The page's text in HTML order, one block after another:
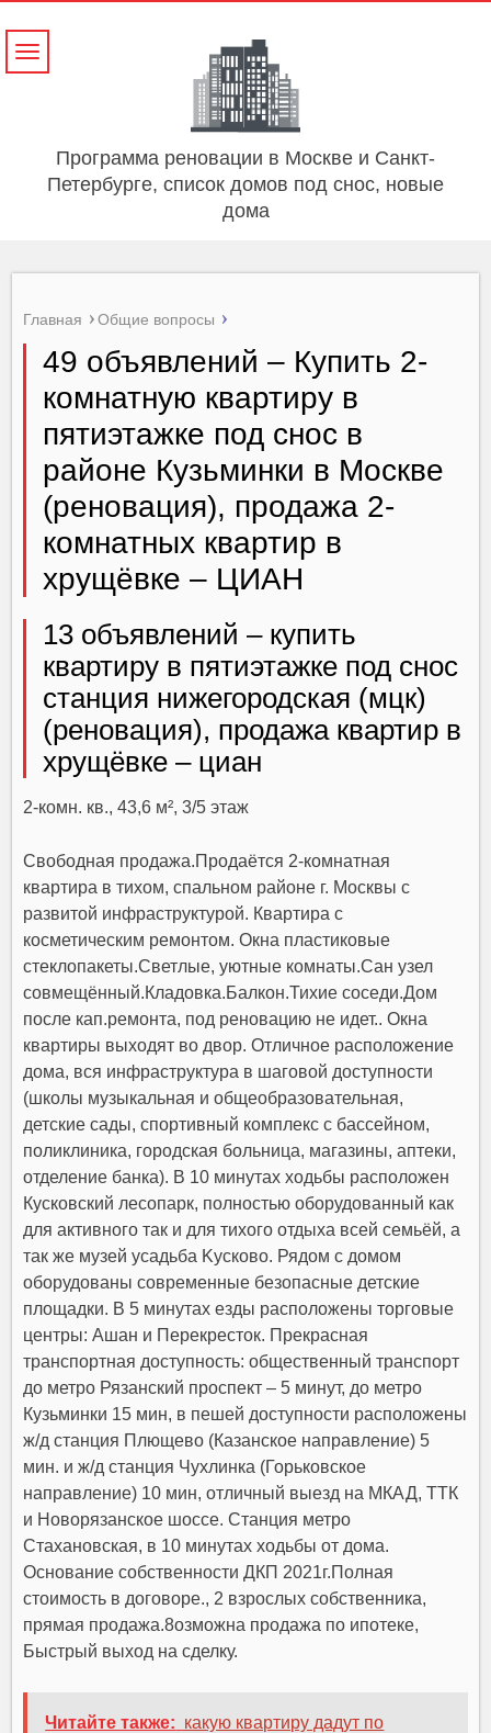
Программа реновации в Москве и Санкт-
Петербурге, список домов под снос, новые
дома
Навигация
Главная Общие вопросы
49 объявлений – Купить 2-
комнатную квартиру в
пятиэтажке под снос в
районе Кузьминки в Москве
(реновация), продажа 2-
комнатных квартир в
хрущёвке – ЦИАН
13 объявлений – купить
квартиру в пятиэтажке под снос
станция нижегородская (мцк)
(реновация), продажа квартир в
хрущёвке – циан
2-комн. кв., 43,6 м², 3/5 этаж
Свободная продажа.Продаётся 2-комнатная
квартира в тихом, спальном районе г. Москвы с
развитой инфраструктурой. Квартира с
косметическим ремонтом. Окна пластиковые
стеклопакеты.Светлые, уютные комнаты.Сан узел
совмещённый.Кладовка.Балкон.Тихие соседи.Дом
после кап.ремонта, под реновацию не идет.. Окна
квартиры выходят во двор. Отличное расположение
дома, вся инфраструктура в шаговой доступности
(школы музыкальная и общеобразовательная,
детские сады, спортивный комплекс с бассейном,
поликлиника, городская больница, магазины, аптеки,
отделение банка). В 10 минутах ходьбы расположен
Кусковский лесопарк, полностью оборудованный как
для активного так и для тихого отдыха всей семьёй, а
так же музей усадьба Kycкoвo. Рядом с домом
оборудованы современные безопасные детские
площадки. В 5 минутах езды расположены торговые
центры: Ашан и Перекресток. Прекрасная
транспортная доступность: общественный транспорт
до метро Рязанский проспект – 5 минут, до метро
Кузьминки 15 мин, в пешей доступности расположены
ж/д станция Плющево (Казанское направление) 5
мин. и ж/д станция Чухлинка (Горьковское
направление) 10 мин, отличный выезд на МКАД, ТТК
и Новорязанское шоссе. Станция метро
Стахановская, в 10 минутах ходьбы от дома.
Основание собственности ДКП 2021г.Полная
стоимость в договоре., 2 взрослых собственника,
прямая продажа.8озможна продажа по ипотеке,
Быстрый выход на сделку.
Читайте также: какую квартиру дадут по